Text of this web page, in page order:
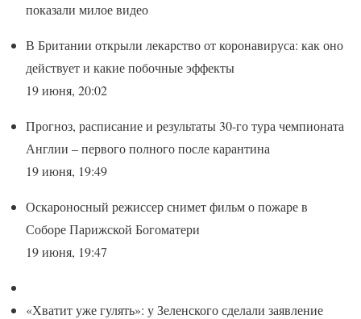
показали милое видео
В Британии открыли лекарство от коронавируса: как оно
действует и какие побочные эффекты
19 июня, 20:02
Прогноз, расписание и результаты 30-го тура чемпионата
Англии – первого полного после карантина
19 июня, 19:49
Оскароносный режиссер снимет фильм о пожаре в
Соборе Парижской Богоматери
19 июня, 19:47
«Хватит уже гулять»: у Зеленского сделали заявление